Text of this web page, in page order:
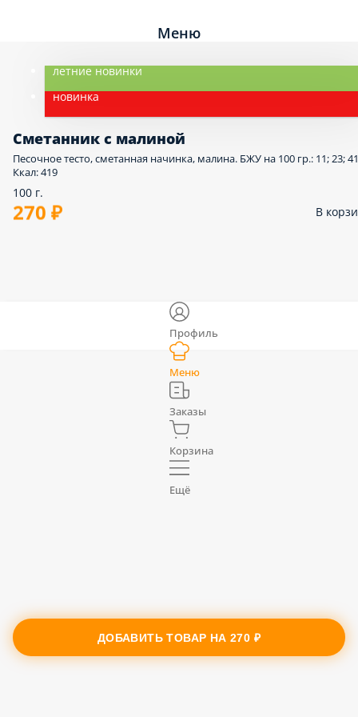
Меню
летние новинки
новинка
Сметанник с малиной
Песочное тесто, сметанная начинка, малина. БЖУ на 100 гр.: 11; 23;
Ккал: 419
100 г.
270 ₽ В
ДОБАВИТЬ ТОВАР НА270 ₽
Профиль
Меню
Заказы
Корзина
Ещё